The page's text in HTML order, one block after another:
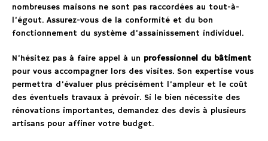
nombreuses maisons ne sont pas raccordées au tout-à-
l’égout. Assurez-vous de la conformité et du bon
fonctionnement du système d’assainissement individuel.
N’hésitez pas à faire appel à un professionnel du bâtiment
pour vous accompagner lors des visites. Son expertise vous
permettra d’évaluer plus précisément l’ampleur et le coût
des éventuels travaux à prévoir. Si le bien nécessite des
rénovations importantes, demandez des devis à plusieurs
artisans pour affiner votre budget.